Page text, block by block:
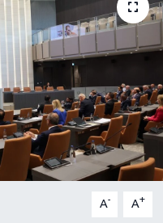
A- A+